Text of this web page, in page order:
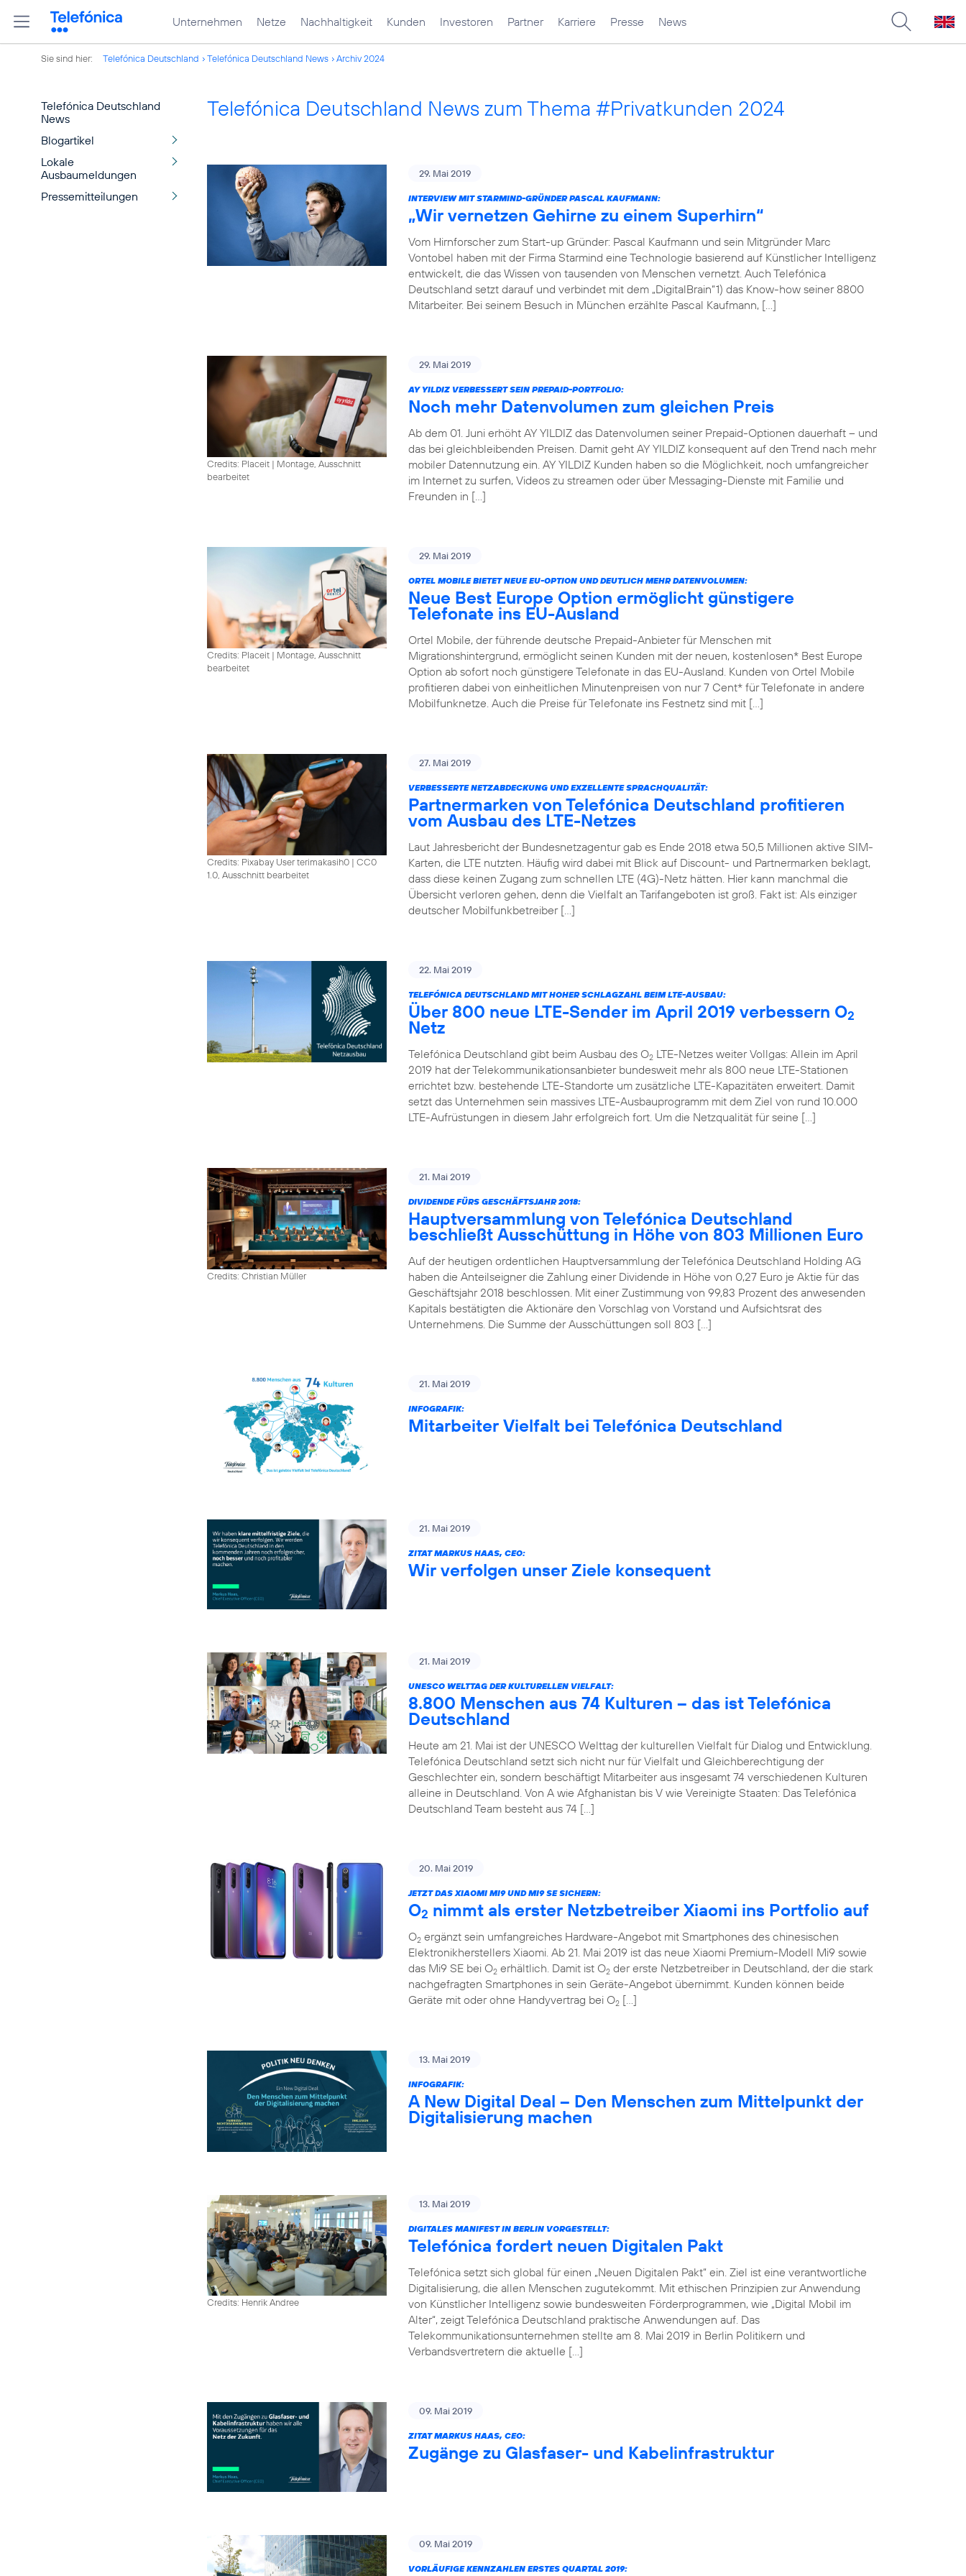
Unternehmen Netze Nachhaltigkeit Kunden Investoren Partner Karriere Presse News
Sie sind hier: Telefónica Deutschland Telefónica Deutschland News Archiv 2024
Telefónica Deutschland
News
Blogartikel
Lokale
Ausbaumeldungen
Pressemitteilungen
Telefónica Deutschland News zum Thema #Privatkunden 2024
29. Mai 2019
INTERVIEW MIT STARMIND-GRÜNDER PASCAL KAUFMANN:
„Wir vernetzen Gehirne zu einem Superhirn“
Vom Hirnforscher zum Start-up Gründer: Pascal Kaufmann und sein Mitgründer Marc
Vontobel haben mit der Firma Starmind eine Technologie basierend auf Künstlicher Intelligenz
entwickelt, die das Wissen von tausenden von Menschen vernetzt. Auch Telefónica
Deutschland setzt darauf und verbindet mit dem „DigitalBrain“1) das Know-how seiner 8800
Mitarbeiter. Bei seinem Besuch in München erzählte Pascal Kaufmann, […]
Credits: Placeit | Montage, Ausschnitt
bearbeitet
29. Mai 2019
AY YILDIZ VERBESSERT SEIN PREPAID-PORTFOLIO:
Noch mehr Datenvolumen zum gleichen Preis
Ab dem 01. Juni erhöht AY YILDIZ das Datenvolumen seiner Prepaid-Optionen dauerhaft – und
das bei gleichbleibenden Preisen. Damit geht AY YILDIZ konsequent auf den Trend nach mehr
mobiler Datennutzung ein. AY YILDIZ Kunden haben so die Möglichkeit, noch umfangreicher
im Internet zu surfen, Videos zu streamen oder über Messaging-Dienste mit Familie und
Freunden in […]
Credits: Placeit | Montage, Ausschnitt
bearbeitet
29. Mai 2019
ORTEL MOBILE BIETET NEUE EU-OPTION UND DEUTLICH MEHR DATENVOLUMEN:
Neue Best Europe Option ermöglicht günstigere
Telefonate ins EU-Ausland
Ortel Mobile, der führende deutsche Prepaid-Anbieter für Menschen mit
Migrationshintergrund, ermöglicht seinen Kunden mit der neuen, kostenlosen* Best Europe
Option ab sofort noch günstigere Telefonate in das EU-Ausland. Kunden von Ortel Mobile
profitieren dabei von einheitlichen Minutenpreisen von nur 7 Cent* für Telefonate in andere
Mobilfunknetze. Auch die Preise für Telefonate ins Festnetz sind mit […]
Credits: Pixabay User terimakasih0 | CC0
1.0, Ausschnitt bearbeitet
27. Mai 2019
VERBESSERTE NETZABDECKUNG UND EXZELLENTE SPRACHQUALITÄT:
Partnermarken von Telefónica Deutschland profitieren
vom Ausbau des LTE-Netzes
Laut Jahresbericht der Bundesnetzagentur gab es Ende 2018 etwa 50,5 Millionen aktive SIM-
Karten, die LTE nutzten. Häufig wird dabei mit Blick auf Discount- und Partnermarken beklagt,
dass diese keinen Zugang zum schnellen LTE (4G)-Netz hätten. Hier kann manchmal die
Übersicht verloren gehen, denn die Vielfalt an Tarifangeboten ist groß. Fakt ist: Als einziger
deutscher Mobilfunkbetreiber […]
22. Mai 2019
TELEFÓNICA DEUTSCHLAND MIT HOHER SCHLAGZAHL BEIM LTE-AUSBAU:
Über 800 neue LTE-Sender im April 2019 verbessern O2
Netz
Telefónica Deutschland gibt beim Ausbau des O2 LTE-Netzes weiter Vollgas: Allein im April
2019 hat der Telekommunikationsanbieter bundesweit mehr als 800 neue LTE-Stationen
errichtet bzw. bestehende LTE-Standorte um zusätzliche LTE-Kapazitäten erweitert. Damit
setzt das Unternehmen sein massives LTE-Ausbauprogramm mit dem Ziel von rund 10.000
LTE-Aufrüstungen in diesem Jahr erfolgreich fort. Um die Netzqualität für seine […]
Credits: Christian Müller
21. Mai 2019
DIVIDENDE FÜRS GESCHÄFTSJAHR 2018:
Hauptversammlung von Telefónica Deutschland
beschließt Ausschüttung in Höhe von 803 Millionen Euro
Auf der heutigen ordentlichen Hauptversammlung der Telefónica Deutschland Holding AG
haben die Anteilseigner die Zahlung einer Dividende in Höhe von 0,27 Euro je Aktie für das
Geschäftsjahr 2018 beschlossen. Mit einer Zustimmung von 99,83 Prozent des anwesenden
Kapitals bestätigten die Aktionäre den Vorschlag von Vorstand und Aufsichtsrat des
Unternehmens. Die Summe der Ausschüttungen soll 803 […]
21. Mai 2019
INFOGRAFIK:
Mitarbeiter Vielfalt bei Telefónica Deutschland
21. Mai 2019
ZITAT MARKUS HAAS, CEO:
Wir verfolgen unser Ziele konsequent
21. Mai 2019
UNESCO WELTTAG DER KULTURELLEN VIELFALT:
8.800 Menschen aus 74 Kulturen – das ist Telefónica
Deutschland
Heute am 21. Mai ist der UNESCO Welttag der kulturellen Vielfalt für Dialog und Entwicklung.
Telefónica Deutschland setzt sich nicht nur für Vielfalt und Gleichberechtigung der
Geschlechter ein, sondern beschäftigt Mitarbeiter aus insgesamt 74 verschiedenen Kulturen
alleine in Deutschland. Von A wie Afghanistan bis V wie Vereinigte Staaten: Das Telefónica
Deutschland Team besteht aus 74 […]
20. Mai 2019
JETZT DAS XIAOMI MI9 UND MI9 SE SICHERN:
O2 nimmt als erster Netzbetreiber Xiaomi ins Portfolio auf
O2 ergänzt sein umfangreiches Hardware-Angebot mit Smartphones des chinesischen
Elektronikherstellers Xiaomi. Ab 21. Mai 2019 ist das neue Xiaomi Premium-Modell Mi9 sowie
das Mi9 SE bei O2 erhältlich. Damit ist O2 der erste Netzbetreiber in Deutschland, der die stark
nachgefragten Smartphones in sein Geräte-Angebot übernimmt. Kunden können beide
Geräte mit oder ohne Handyvertrag bei O2 […]
13. Mai 2019
INFOGRAFIK:
A New Digital Deal – Den Menschen zum Mittelpunkt der
Digitalisierung machen
Credits: Henrik Andree
13. Mai 2019
DIGITALES MANIFEST IN BERLIN VORGESTELLT:
Telefónica fordert neuen Digitalen Pakt
Telefónica setzt sich global für einen „Neuen Digitalen Pakt“ ein. Ziel ist eine verantwortliche
Digitalisierung, die allen Menschen zugutekommt. Mit ethischen Prinzipien zur Anwendung
von Künstlicher Intelligenz sowie bundesweiten Förderprogrammen, wie „Digital Mobil im
Alter“, zeigt Telefónica Deutschland praktische Anwendungen auf. Das
Telekommunikationsunternehmen stellte am 8. Mai 2019 in Berlin Politikern und
Verbandsvertretern die aktuelle […]
09. Mai 2019
ZITAT MARKUS HAAS, CEO:
Zugänge zu Glasfaser- und Kabelinfrastruktur
09. Mai 2019
VORLÄUFIGE KENNZAHLEN ERSTES QUARTAL 2019: